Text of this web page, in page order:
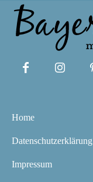
Home
Datenschutzerklärung
Impressum